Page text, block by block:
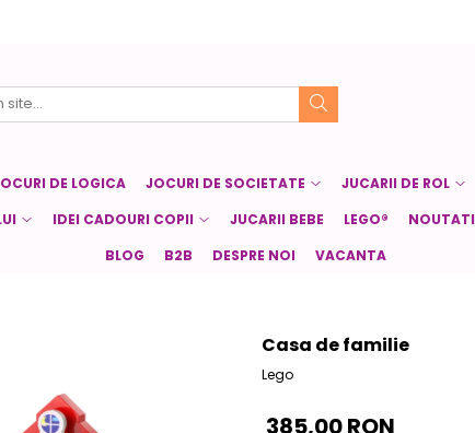
DE LOGICA JOCURI DE SOCIETATE JUCARII DE ROL
IDEI CADOURI COPII JUCARII BEBE LEGO® NOUTATI
BLOG
B2B DESPRE NOI VACANTA
Casa de familie
Lego
385,00 RON